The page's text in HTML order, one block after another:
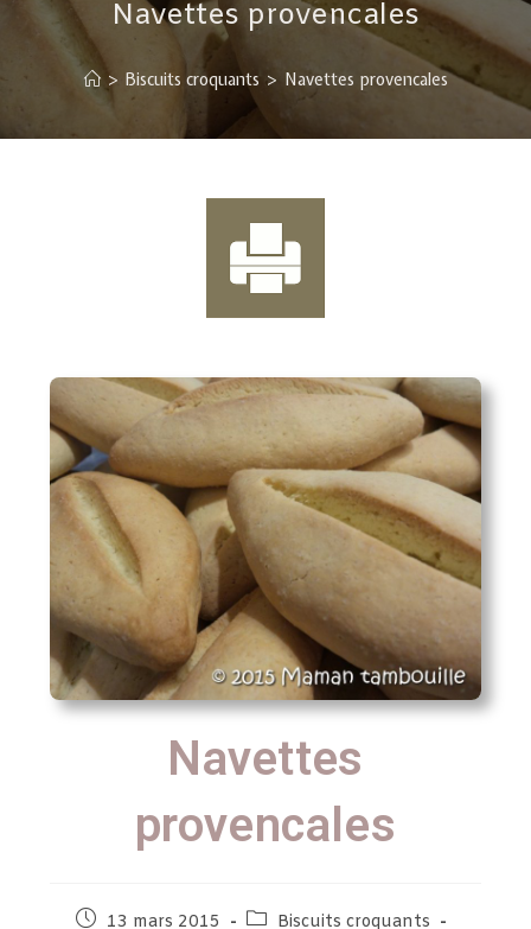
Navettes provencales
> Biscuits croquants > Navettes provencales
Navettes
provencales
13 mars 2015
Biscuits croquants